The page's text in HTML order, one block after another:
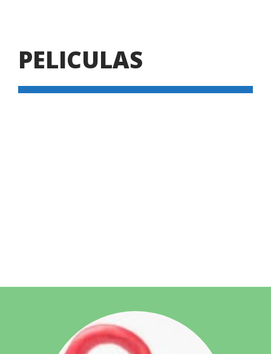
PELICULAS